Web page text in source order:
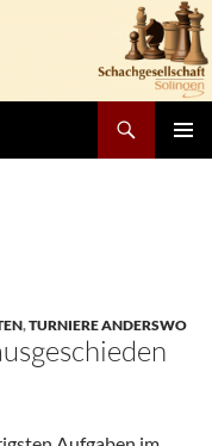
,TURNIERE ANDERSWO